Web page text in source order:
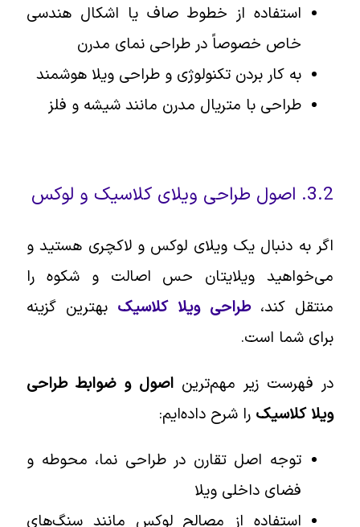
استفاده از خطوط صاف یا اشکال هندسی
خاص خصوصاً در طراحی نمای مدرن
به کار بردن تکنولوژی و طراحی ویلا هوشمند
طراحی با متریال مدرن مانند شیشه و فلز
3.2. اصول طراحی ویلای کلاسیک و لوکس
اگر به دنبال یک ویلای لوکس و لاکچری هستید و
می‌خواهید ویلایتان حس اصالت و شکوه را
منتقل کند،طراحی ویلا کلاسیکبهترین گزینه
برای شما است.
در فهرست زیر مهم‌تریناصول و ضوابط طراحی
ویلا کلاسیکرا شرح داده‌ایم:
توجه اصل تقارن در طراحی نما، محوطه و
فضای داخلی ویلا
استفاده از مصالح لوکس مانند سنگ‌های